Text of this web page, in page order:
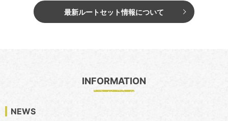
最新ルートセット情報について
INFORMATION
NEWS